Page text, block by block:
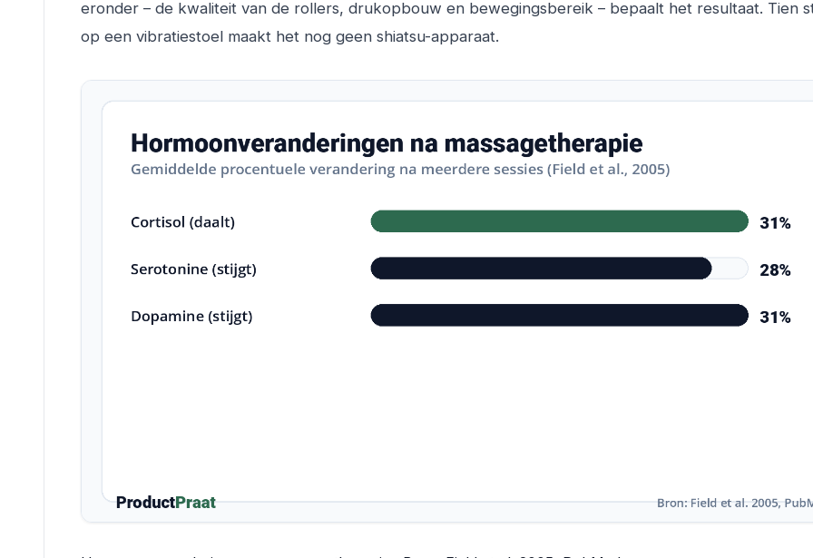
eronder – de kwaliteit van de rollers, drukopbouw en bewegingsbereik – bepaalt het resultaat. Tien
op een vibratiestoel maakt het nog geen shiatsu-apparaat.